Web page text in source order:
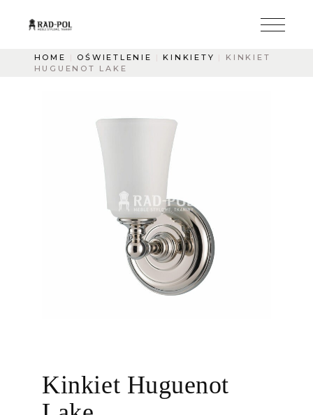
HOME OŚWIETLENIE KINKIETY
KINKIET
HUGUENOT LAKE
Kinkiet Huguenot